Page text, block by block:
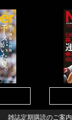
雑誌定期購読のご案内